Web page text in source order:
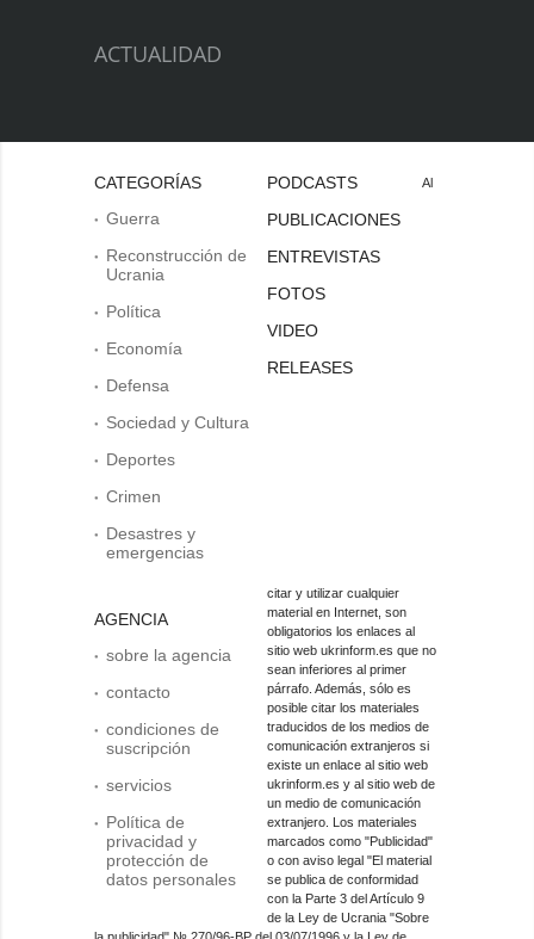
ACTUALIDAD
CATEGORÍAS
Guerra
Reconstrucción de
Ucrania
Política
Economía
Defensa
Sociedad y Cultura
Deportes
Crimen
Desastres y
emergencias
AGENCIA
sobre la agencia
contacto
condiciones de
suscripción
servicios
Política de
privacidad y
protección de
datos personales
PODCASTS
PUBLICACIONES
ENTREVISTAS
FOTOS
VIDEO
RELEASES
Al
citar y utilizar cualquier
material en Internet, son
obligatorios los enlaces al
sitio web ukrinform.es que no
sean inferiores al primer
párrafo. Además, sólo es
posible citar los materiales
traducidos de los medios de
comunicación extranjeros si
existe un enlace al sitio web
ukrinform.es y al sitio web de
un medio de comunicación
extranjero. Los materiales
marcados como "Publicidad"
o con aviso legal "El material
se publica de conformidad
con la Parte 3 del Artículo 9
de la Ley de Ucrania "Sobre